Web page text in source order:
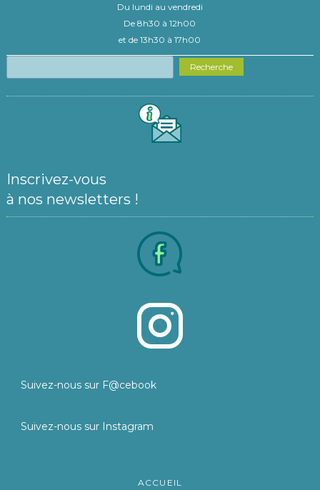
Du lundi au vendredi
De 8h30 à 12h00
et de 13h30 à 17h00
Recherche
Inscrivez-vous
à nos newsletters !
Suivez-nous sur F@cebook
Suivez-nous sur Instagram
ACCUEIL